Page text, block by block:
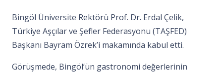
Bingöl Üniversite Rektörü Prof. Dr. Erdal Çelik,
Türkiye Aşçılar ve Şefler Federasyonu (TAŞFED)
Başkanı Bayram Özrek’i makamında kabul etti.
Görüşmede, Bingöl’ün gastronomi değerlerinin